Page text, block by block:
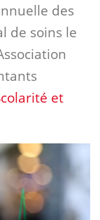
des
de soins le
et